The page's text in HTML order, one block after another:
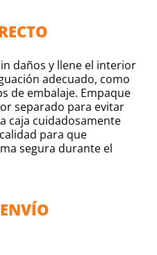
daños y llene el interior
adecuado, como
de embalaje. Empaque
separado para evitar
caja cuidadosamente
para que
segura durante el